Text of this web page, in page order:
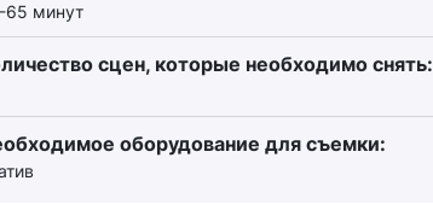
65 минут
сцен, которые необходимо снять:
оборудование для съемки: